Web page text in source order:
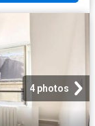
4 photos